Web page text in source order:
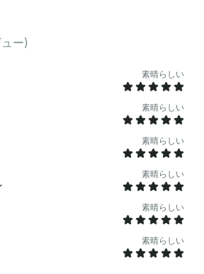
軽食、機内での写真撮影が含まれ
握るのを見るまでお待ちくださ
ンドルライトディナーとサンセッ
れない夜をお過ごしください。午後
午後5時～午後8時） エグゼク
たり、特別なクライアントに好印
う。その大事な商談を成立させる
践的な体験をお手伝いします。安
リングから片手でのセーリングま
上で期待できるこ
船には、最先端の電子機器、CD、
庫など、あらゆる快適さが搭載さ
ートヘッド（土地利用者のための
ー)
素晴らしい
素晴らしい
素晴らしい
素晴らしい
素晴らしい
素晴らしい